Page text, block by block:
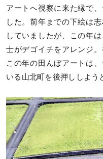
アートへ視察に来た縁で
した。前年までの下絵は
していましたが、この年
士がデゴイチをアレンジ
この年の田んぼアートは
いる山北町を後押ししよう